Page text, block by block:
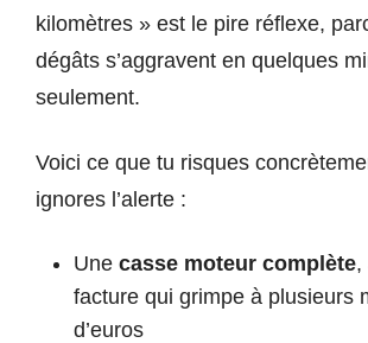
kilomètres » est le pire réflexe,
dégâts s’aggravent en quelques
seulement.
Voici ce que tu risques
ignores l’alerte :
Une casse moteur complète,
facture qui grimpe à plusieurs
d’euros